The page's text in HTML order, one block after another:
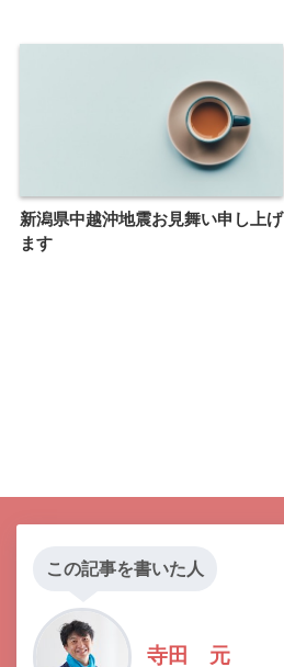
新潟県中越沖地震お見舞い申し上げ
ます
この記事を書いた人
寺田 元